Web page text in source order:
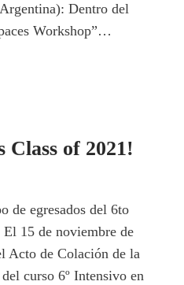
Dentro del
Workshop”…
Class of 2021!
de egresados del 6to
15 de noviembre de
Acto de Colación de la
curso 6º Intensivo en